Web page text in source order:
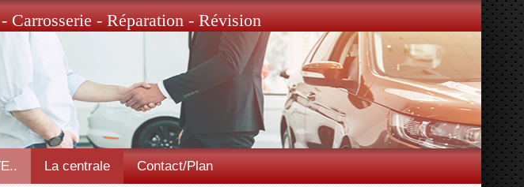
- Réparation - Révision
La centrale Contact/Plan